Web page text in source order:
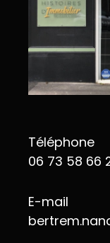
Téléphone
06 73 58 66
E-mail